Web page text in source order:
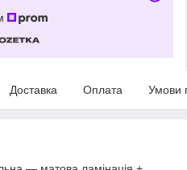
Доставка Оплата Умови